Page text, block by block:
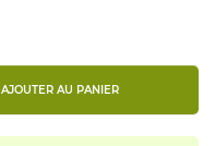
AJOUTER AU PANIER